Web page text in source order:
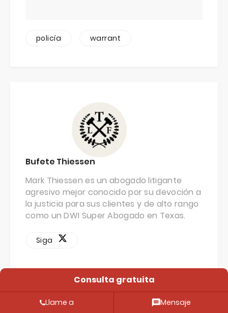
policía warrant
Bufete Thiessen
Mark Thiessen es un abogado litigante
agresivo mejor conocido por su devoción a
la justicia para sus clientes y de alto rango
como un DWI Super Abogado en Texas.
Siga
Puestos relacionados
Consulta gratuita
Llame a Mensaje